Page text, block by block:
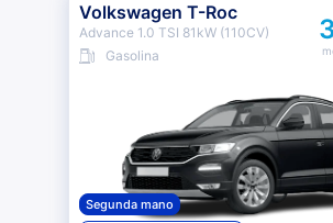
Volkswagen T-Roc
Advance 1.0 TSI 81kW (110CV)
Gasolina
Segunda mano